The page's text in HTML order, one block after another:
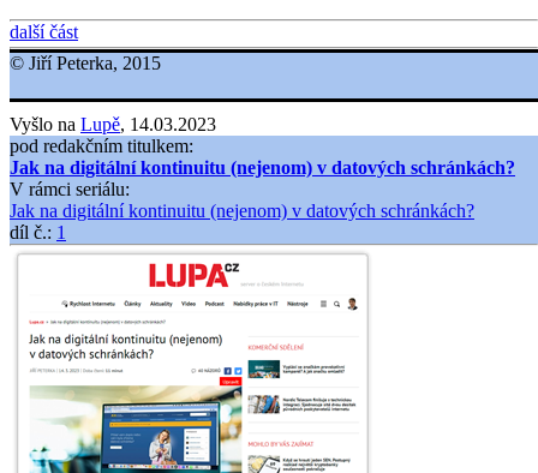
další část
© Jiří Peterka, 2015
Vyšlo na Lupě, 14.03.2023
pod redakčním titulkem:
Jak na digitální kontinuitu (nejenom) v datových schránkách?
V rámci seriálu:
Jak na digitální kontinuitu (nejenom) v datových schránkách?
díl č.: 1